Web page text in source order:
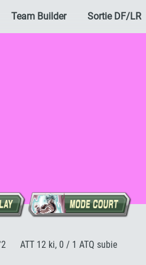
Team Builder Sortie DF/LR